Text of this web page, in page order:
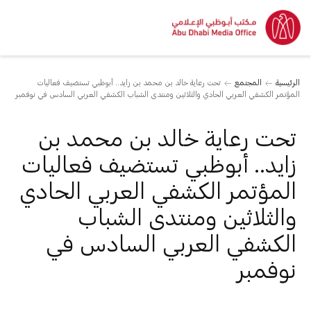
الرئيسية المجتمع
تحت رعاية خالد بن محمد بن زايد.. أبوظبي تستضيف فعاليات
المؤتمر الكشفي العربي الحادي والثلاثين ومنتدى الشباب الكشفي العربي السادس في نوفمبر
تحت رعاية خالد بن محمد بن
زايد.. أبوظبي تستضيف فعاليات
المؤتمر الكشفي العربي الحادي
والثلاثين ومنتدى الشباب
الكشفي العربي السادس في
نوفمبر